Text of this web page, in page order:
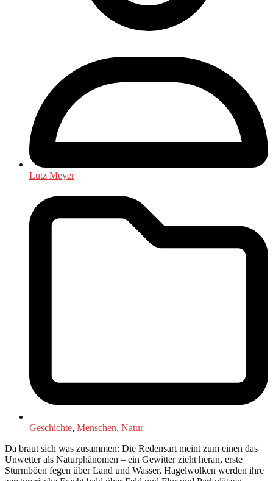
Lutz Meyer
Geschichte, Menschen, Natur
Da braut sich was zusammen: Die Redensart meint zum einen das
Unwetter als Naturphänomen – ein Gewitter zieht heran, erste
Sturmböen fegen über Land und Wasser, Hagelwolken werden ihre